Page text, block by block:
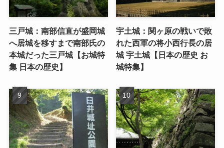
三戸城：南部信直が盛岡城
へ居城を移すまで南部氏の
本城だった三戸城【お城特
集 日本の歴史】
宇土城：関ヶ原の戦いで敗
れた西軍の将小西行長の居
城 宇土城【日本の歴史 お
城特集】